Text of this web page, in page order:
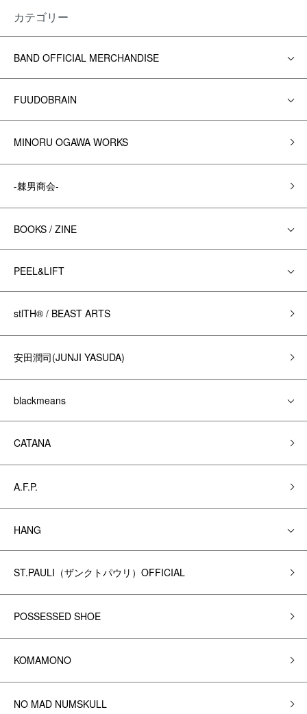
カテゴリー
BAND OFFICIAL MERCHANDISE
FUUDOBRAIN
MINORU OGAWA WORKS
-棘男商会-
BOOKS / ZINE
PEEL&LIFT
stlTH® / BEAST ARTS
安田潤司(JUNJI YASUDA)
blackmeans
CATANA
A.F.P.
HANG
ST.PAULI（ザンクトパウリ）OFFICIAL
POSSESSED SHOE
KOMAMONO
NO MAD NUMSKULL